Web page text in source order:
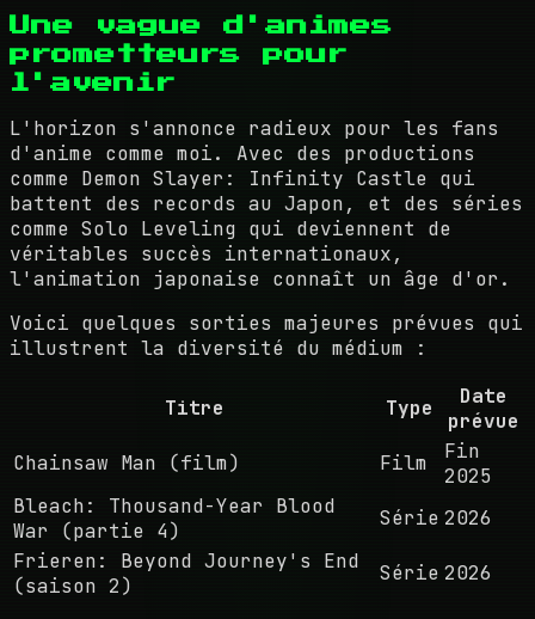
Une vague d'animes
prometteurs pour
l'avenir
L'horizon s'annonce radieux pour les fans
d'anime comme moi. Avec des productions
comme Demon Slayer: Infinity Castle qui
battent des records au Japon, et des séries
comme Solo Leveling qui deviennent de
véritables succès internationaux,
l'animation japonaise connaît un âge d'or.
Voici quelques sorties majeures prévues qui
illustrent la diversité du médium :
Titre Type
Date
prévue
Chainsaw Man (film)
Film
Fin
2025
Bleach: Thousand-Year Blood
War (partie 4)
Série 2026
Frieren: Beyond Journey's End
(saison 2)
Série 2026